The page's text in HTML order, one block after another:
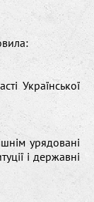
Української
урядовані
і державні